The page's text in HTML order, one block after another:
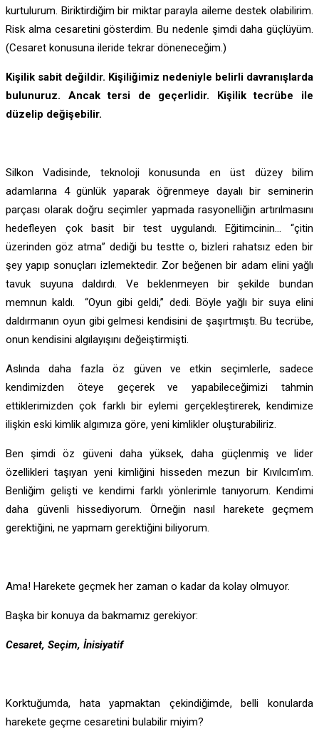
kurtulurum. Biriktirdiğim bir miktar parayla aileme destek olabilirim.
Risk alma cesaretini gösterdim. Bu nedenle şimdi daha güçlüyüm.
(Cesaret konusuna ileride tekrar döneneceğim.)
Kişilik sabit değildir. Kişiliğimiz nedeniyle belirli davranışlarda
bulunuruz. Ancak tersi de geçerlidir. Kişilik tecrübe ile
düzelip değişebilir.
Silkon Vadisinde, teknoloji konusunda en üst düzey bilim
adamlarına 4 günlük yaparak öğrenmeye dayalı bir seminerin
parçası olarak doğru seçimler yapmada rasyonelliğin artırılmasını
hedefleyen çok basit bir test uygulandı. Eğitimcinin… “çitin
üzerinden göz atma” dediği bu testte o, bizleri rahatsız eden bir
şey yapıp sonuçları izlemektedir. Zor beğenen bir adam elini yağlı
tavuk suyuna daldırdı. Ve beklenmeyen bir şekilde bundan
memnun kaldı. “Oyun gibi geldi,” dedi. Böyle yağlı bir suya elini
daldırmanın oyun gibi gelmesi kendisini de şaşırtmıştı. Bu tecrübe,
onun kendisini algılayışını değeiştirmişti.
Aslında daha fazla öz güven ve etkin seçimlerle, sadece
kendimizden öteye geçerek ve yapabileceğimizi tahmin
ettiklerimizden çok farklı bir eylemi gerçekleştirerek, kendimize
ilişkin eski kimlik algımıza göre, yeni kimlikler oluşturabiliriz.
Ben şimdi öz güveni daha yüksek, daha güçlenmiş ve lider
özellikleri taşıyan yeni kimliğini hisseden mezun bir Kıvılcım’ım.
Benliğim gelişti ve kendimi farklı yönlerimle tanıyorum. Kendimi
daha güvenli hissediyorum. Örneğin nasıl harekete geçmem
gerektiğini, ne yapmam gerektiğini biliyorum.
Ama! Harekete geçmek her zaman o kadar da kolay olmuyor.
Başka bir konuya da bakmamız gerekiyor:
Cesaret, Seçim, İnisiyatif
Korktuğumda, hata yapmaktan çekindiğimde, belli konularda
harekete geçme cesaretini bulabilir miyim?